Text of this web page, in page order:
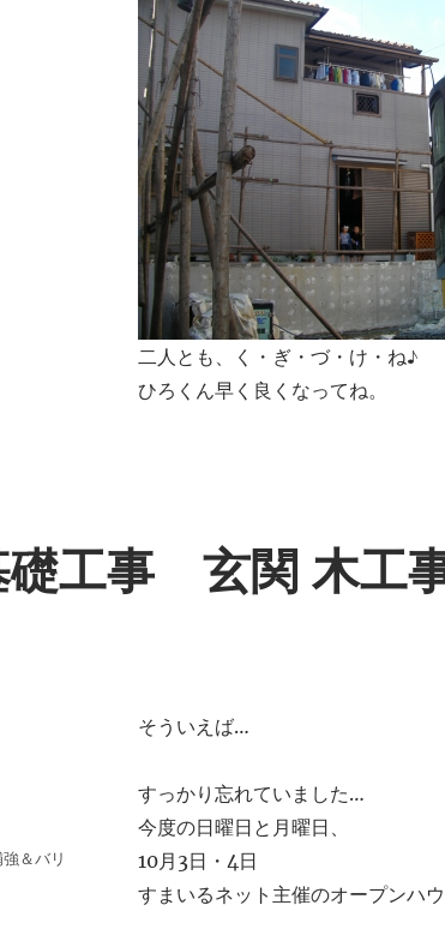
二人とも、く・ぎ・づ・け・ね♪
ひろくん早く良くなってね。
礎工事 玄関 木工
そういえば…
すっかり忘れていました…
今度の日曜日と月曜日、
10月3日・4日
すまいるネット主催のオープンハ
＆バリ